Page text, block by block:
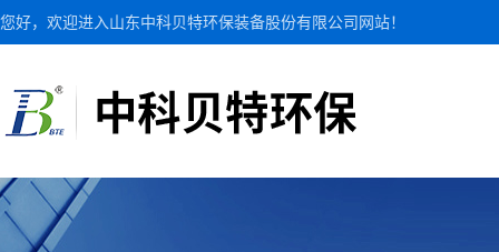
您好，欢迎进入山东中科贝特环保装备股份有限公司网站！